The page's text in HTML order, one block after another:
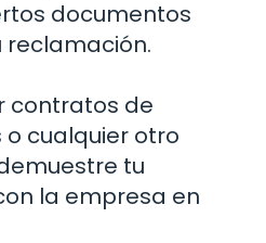
documentos
contratos de
cualquier otro
tu
la empresa en